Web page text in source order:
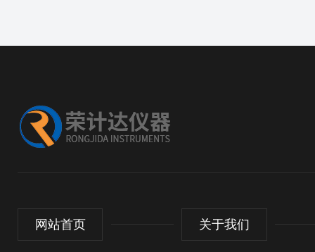
网站首页 关于我们